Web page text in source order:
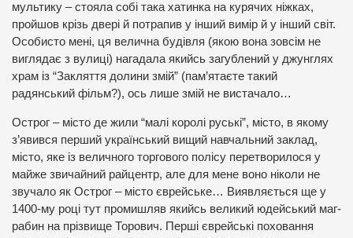
мультику – стояла собі така хатинка на курячих ніжках,
пройшов крізь двері й потрапив у інший вимір й у інший світ.
Особисто мені, ця велична будівля (якою вона зовсім не
виглядає з вулиці) нагадала якийсь загублений у джунглях
храм із “Закляття долини змій” (пам’ятаєте такий
радянський фільм?), ось лише змій не вистачало…
Острог – місто де жили “малі королі руські”, місто, в якому
з’явився перший український вищий навчальний заклад,
місто, яке із величного торгового полісу перетворилося у
майже звичайний райцентр, але для мене воно ніколи не
звучало як Острог – місто єврейське… Виявляється ще у
1400-му році тут промишляв якийсь великий юдейський маг-
рабин на прізвище Торович. Перші єврейські поховання